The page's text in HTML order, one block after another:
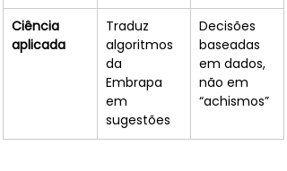
Ciência
aplicada
Traduz
algoritmos
da
Embrapa
em
sugestões
Decisões
baseadas
em dados,
não em
“achismos”